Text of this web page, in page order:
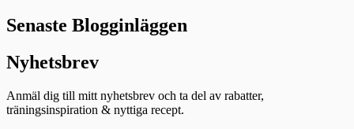
Senaste Blogginläggen
Nyhetsbrev
Anmäl dig till mitt nyhetsbrev och ta del av rabatter,
träningsinspiration & nyttiga recept.